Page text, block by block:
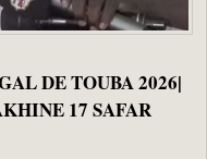
DE TOUBA 2026|
17 SAFAR